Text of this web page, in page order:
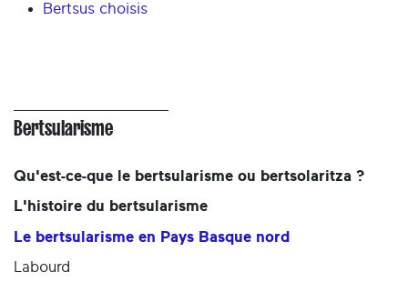
Bertsus choisis
Bertsularisme
Qu'est-ce-que le bertsularisme ou bertsolaritza ?
L'histoire du bertsularisme
Le bertsularisme en Pays Basque nord
Labourd